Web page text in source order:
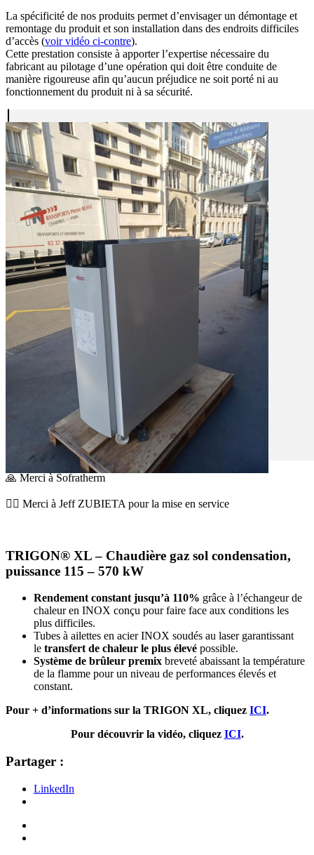
La spécificité de nos produits permet d’envisager un démontage et
remontage du produit et son installation dans des endroits difficiles
d’accès (voir vidéo ci-contre).
Cette prestation consiste à apporter l’expertise nécessaire du
fabricant au pilotage d’une opération qui doit être conduite de
manière rigoureuse afin qu’aucun préjudice ne soit porté ni au
fonctionnement du produit ni à sa sécurité.
🙏 Merci à Sofratherm
🦸‍♂️ Merci à Jeff ZUBIETA pour la mise en service
TRIGON® XL – Chaudière gaz sol condensation,
puissance 115 – 570 kW
Rendement constant jusqu’à 110% grâce à l’échangeur de
chaleur en INOX conçu pour faire face aux conditions les
plus difficiles.
Tubes à ailettes en acier INOX soudés au laser garantissant
le transfert de chaleur le plus élevé possible.
Système de brûleur premix breveté abaissant la température
de la flamme pour un niveau de performances élevés et
constant.
Pour + d’informations sur la TRIGON XL, cliquez ICI.
Pour découvrir la vidéo, cliquez ICI.
Partager :
LinkedIn